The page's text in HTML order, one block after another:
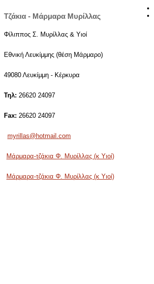
Τζάκια - Μάρμαρα Μυρίλλας
Φίλιππος Σ. Μυρίλλας & Υιοί
Εθνική Λευκίμμης (θέση Μάρμαρο)
49080 Λευκίμμη - Κέρκυρα
Τηλ: 26620 24097
Fax: 26620 24097
myrillas@hotmail.com
Μάρμαρα-τζάκια Φ. Μυρίλλας (κ Υιοί)
Μάρμαρα-τζάκια Φ. Μυρίλλας (κ Υιοί)